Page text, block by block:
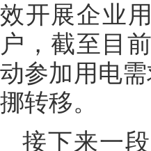
效开展企业
户，截至目
动参加用电
挪转移。
接下来一